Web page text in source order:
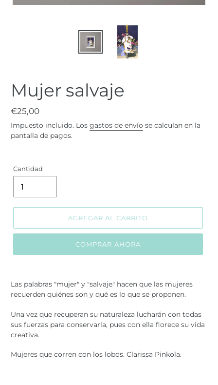
Mujer salvaje
Precio
habitual
€25,00
Impuesto incluido. Los gastos de envío se calculan en la
pantalla de pagos.
Cantidad
AGREGAR AL CARRITO
COMPRAR AHORA
producto
a
tu
carrito
Las palabras "mujer" y "salvaje" hacen que las mujeres
recuerden quiénes son y qué es lo que se proponen.
Una vez que recuperan su naturaleza lucharán con todas
sus fuerzas para conservarla, pues con ella florece su vida
creativa.
Mujeres que corren con los lobos. Clarissa Pinkola.